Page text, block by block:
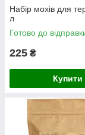
Набір мохів для
л
Готово до
225 ₴
Купити